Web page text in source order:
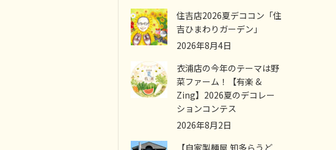
住吉店2026夏デココン「住
吉ひまわりガーデン」
2026年8月4日
衣浦店の今年のテーマは野
菜ファーム！【有楽 &
Zing】2026夏のデコレー
ションコンテス
2026年8月2日